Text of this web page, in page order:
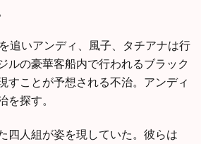
追いアンディ、風子、タチアナは行
ルの豪華客船内で行われるブラック
すことが予想される不治。アンディ
を探す。
四人組が姿を現していた。彼らは